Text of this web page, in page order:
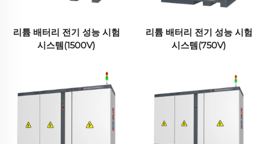
리튬 배터리 전기 성능 시험
시스템(1500V)
리튬 배터리 전기 성능 시험
시스템(750V)